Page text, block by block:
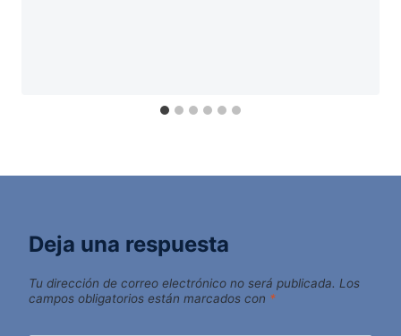
Deja una respuesta
Tu dirección de correo electrónico no será publicada. Los
campos obligatorios están marcados con *